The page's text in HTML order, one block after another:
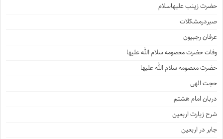
حضرت زینب علیهاسلام
صبردرمشکلات
عرفان رجبیون
وفات حضرت معصومه سلام الله علیها
حضرت معصومه سلام الله علیها
حجت الهی
دربان امام هشتم
شرح زیارت اربعین
جابر در اربعین